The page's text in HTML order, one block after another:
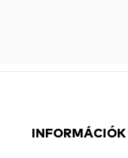
INFORMÁCIÓK